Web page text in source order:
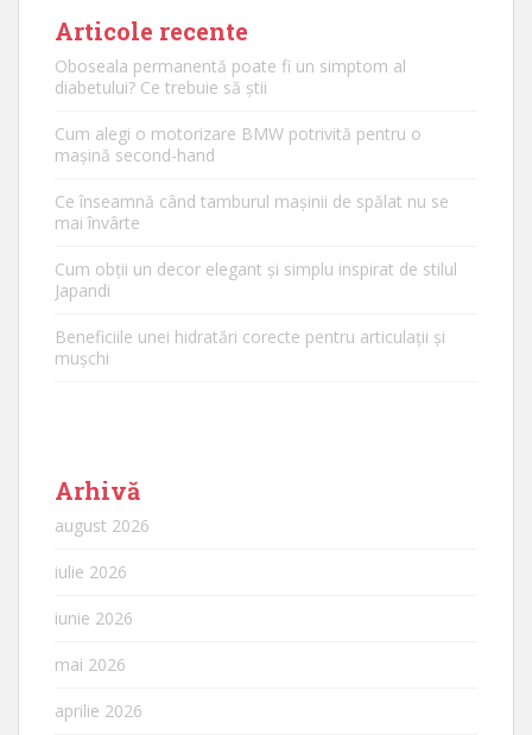
Articole recente
Oboseala permanentă poate fi un simptom al
diabetului? Ce trebuie să știi
Cum alegi o motorizare BMW potrivită pentru o
mașină second-hand
Ce înseamnă când tamburul mașinii de spălat nu se
mai învârte
Cum obții un decor elegant și simplu inspirat de stilul
Japandi
Beneficiile unei hidratări corecte pentru articulații și
mușchi
Arhivă
august 2026
iulie 2026
iunie 2026
mai 2026
aprilie 2026